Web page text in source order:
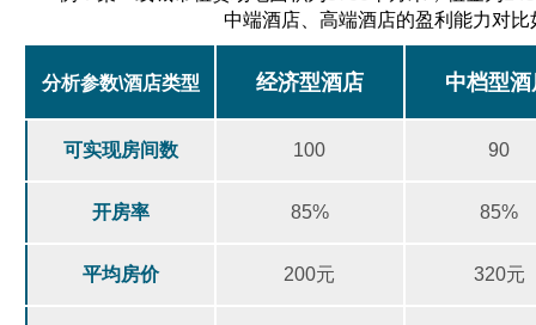
中端酒店、高端酒店的盈利能力对比
分析参数\酒店类型 经济型酒店 中档型
可实现房间数 100 90
开房率 85% 85%
平均房价 200元 320元